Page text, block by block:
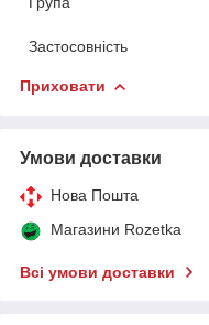
Застосовність
Приховати
Умови доставки
Нова Пошта
Магазини Rozetka
Всі умови доставки